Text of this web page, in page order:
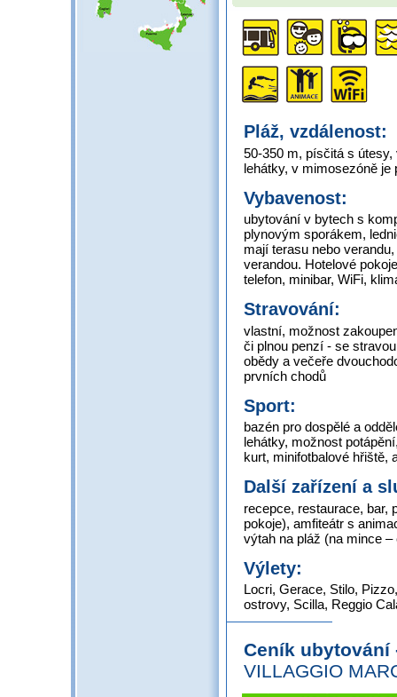
Pláž, vzdálenost:
50-350 m, písčitá s
lehátky, v mimosezóně
Vybavenost:
ubytování v bytech s
plynovým sporákem,
mají terasu nebo
verandou. Hotelové
telefon, minibar, WiFi,
Stravování:
vlastní, možnost
či plnou penzí - se
obědy a večeře
prvních chodů
Sport:
bazén pro dospělé a
lehátky, možnost
kurt, minifotbalové hřiště,
Další zařízení a
recepce, restaurace, bar,
pokoje), amfiteátr s
výtah na pláž (na mince
Výlety:
Locri, Gerace, Stilo,
ostrovy, Scilla, Reggio
Ceník
VILLAGGIO